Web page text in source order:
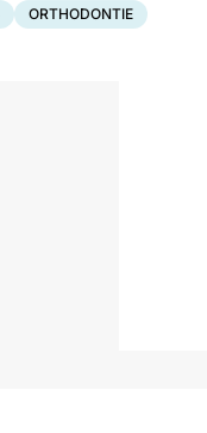
ORTHODONTIE